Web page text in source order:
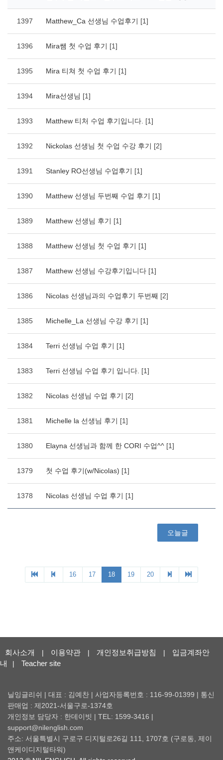
회사소개 | 이용약관 | 개인정보취급방침 |
입금계좌안
내
| Teacher site
닐잉글리쉬 | 대표 : 김예찬 | 사업자등록번호 : 116-99-01399 | 통신
판매업 : 제2021-서울구로-1374호
개인정보 담당자 : 한데이빗 | TEL: 1599-3416 |
support@nilenglish.com
주소: 서울특별시 구로구 디지털로26길 111, 1707호 (구로동, 제이
앤케이디지털타워)